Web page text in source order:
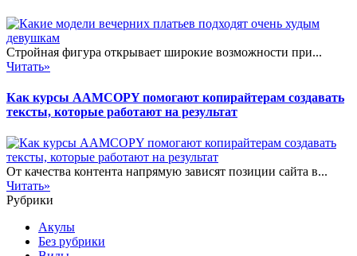
Стройная фигура открывает широкие возможности при...
Читать»
Как курсы AAMCOPY помогают копирайтерам создавать
тексты, которые работают на результат
От качества контента напрямую зависят позиции сайта в...
Читать»
Рубрики
Акулы
Без рубрики